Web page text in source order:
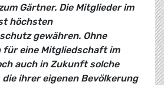
Gärtner. Die Mitglieder im
höchsten
gewähren. Ohne
eine Mitgliedschaft im
auch in Zukunft solche
ihrer eigenen Bevölkerung